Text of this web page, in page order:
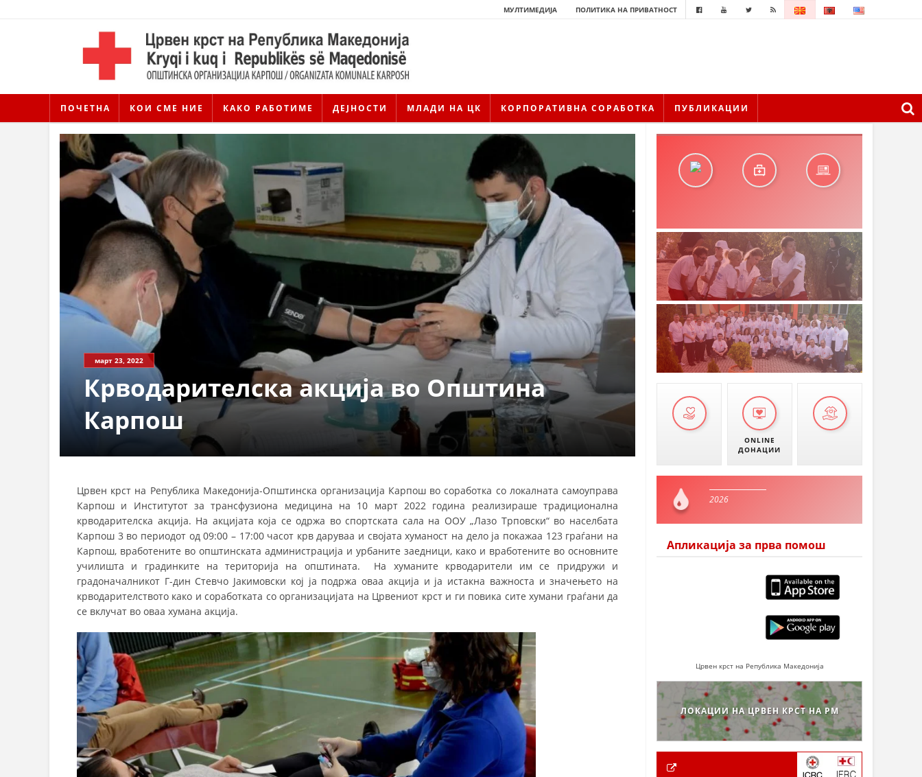
МУЛТИМЕДИЈА ПОЛИТИКА НА ПРИВАТНОСТ
ПОЧЕТНА КОИ СМЕ НИЕ КАКО РАБОТИМЕ ДЕЈНОСТИ МЛАДИ НА ЦК КОРПОРАТИВНА СОРАБОТКА ПУБЛИКАЦИИ
ДЕЈСТВУВАЊЕ
ПРИРАЧНИЦИ
БРОШУРИ
ПРЕЗЕНТАЦИИ
март 23, 2022
Крводарителска акција во Општина
Карпош
Црвен крст на Република Македонија-Општинска организација Карпош во соработка со локалната самоуправа
Карпош и Институтот за трансфузиона медицина на 10 март 2022 година реализираше традиционална
крводарителска акција. На акцијата која се одржа во спортската сала на ООУ „Лазо Трповски“ во населбата
Карпош 3 во периодот од 09:00 – 17:00 часот крв даруваа и својата хуманост на дело ја покажаа 123 граѓани на
Карпош, вработените во општинската администрација и урбаните заедници, како и вработените во основните
училишта и градинките на територија на општината. На хуманите крводарители им се придружи и
градоначалникот Г-дин Стевчо Јакимовски кој ја подржа оваа акција и ја истакна важноста и значењето на
крводарителството како и соработката со организацијата на Црвениот крст и ги повика сите хумани граѓани да
се вклучат во оваа хумана акција.
ONLINE
ДОНАЦИИ
2026
Апликација за прва помош
Црвен крст на Република Македонија
ЛОКАЦИИ НА ЦРВЕН КРСТ НА РМ